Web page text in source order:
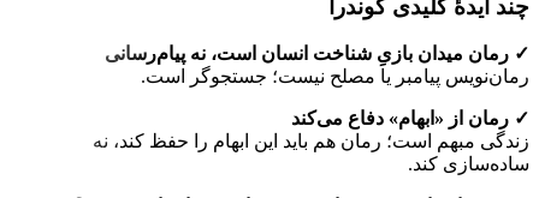
چند ایدهٔ کلیدی کوندرا
✓ رمان میدان بازیِ شناخت انسان است، نه پیام‌رسانی
رمان‌نویس پیامبر یا مصلح نیست؛ جستجوگر است.
✓ رمان از «ابهام» دفاع می‌کند
زندگی مبهم است؛ رمان هم باید این ابهام را حفظ کند، نه
ساده‌سازی کند.